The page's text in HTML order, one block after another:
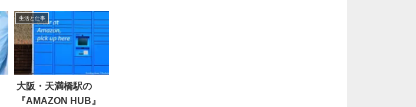
生活と仕事
大阪・天満橋駅の
『AMAZON HUB』